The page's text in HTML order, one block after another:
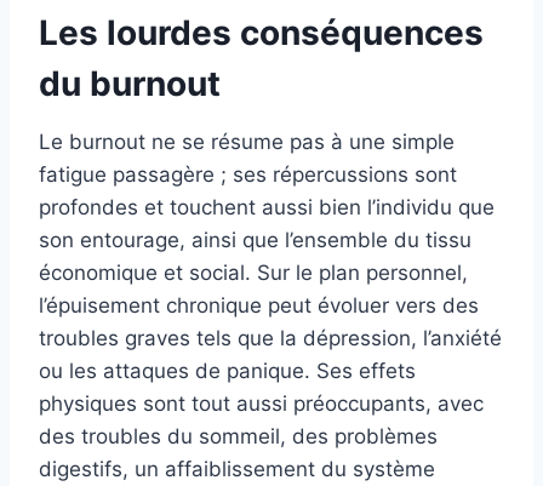
Les lourdes conséquences
du burnout
Le burnout ne se résume pas à une simple
fatigue passagère ; ses répercussions sont
profondes et touchent aussi bien l’individu que
son entourage, ainsi que l’ensemble du tissu
économique et social. Sur le plan personnel,
l’épuisement chronique peut évoluer vers des
troubles graves tels que la dépression, l’anxiété
ou les attaques de panique. Ses effets
physiques sont tout aussi préoccupants, avec
des troubles du sommeil, des problèmes
digestifs, un affaiblissement du système